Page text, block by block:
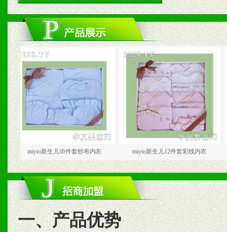
miyio新生儿10件套纱布内衣 miyio新生儿12件套彩线内衣
一、产品优势